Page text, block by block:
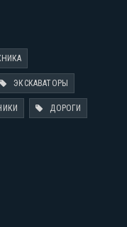
ЭКСКАВАТОРЫ
ДОРОГИ